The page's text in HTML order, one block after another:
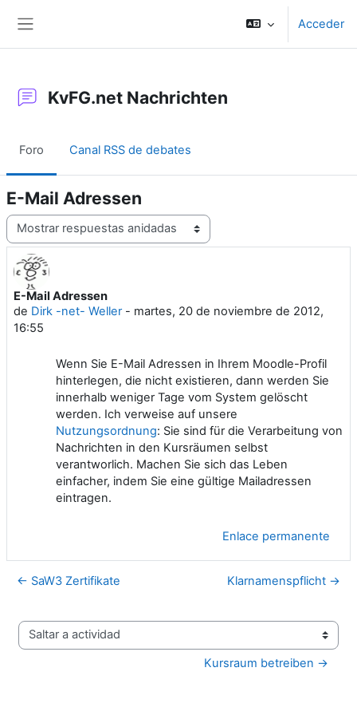
Acceder
KvFG.net Nachrichten
Foro Canal RSS de debates
E-Mail Adressen
Mostrar modo
E-Mail Adressen
de Dirk -net- Weller- martes, 20 de noviembre de 2012,
16:55
Número de respuestas: 0
Wenn Sie E-Mail Adressen in Ihrem Moodle-Profil
hinterlegen, die nicht existieren, dann werden Sie
innerhalb weniger Tage vom System gelöscht
werden. Ich verweise auf unsere
Nutzungsordnung: Sie sind für die Verarbeitung von
Nachrichten in den Kursräumen selbst
verantworlich. Machen Sie sich das Leben
einfacher, indem Sie eine gültige Mailadressen
eintragen.
Enlace permanente
← SaW3 Zertifikate Klarnamenspflicht →
Saltar a actividad
Kursraum betreiben →